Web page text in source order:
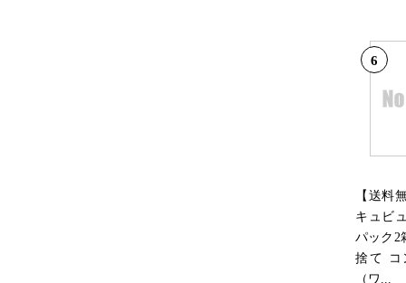
6
【送料
キュビ
パック2
捨て コ
（ワ...